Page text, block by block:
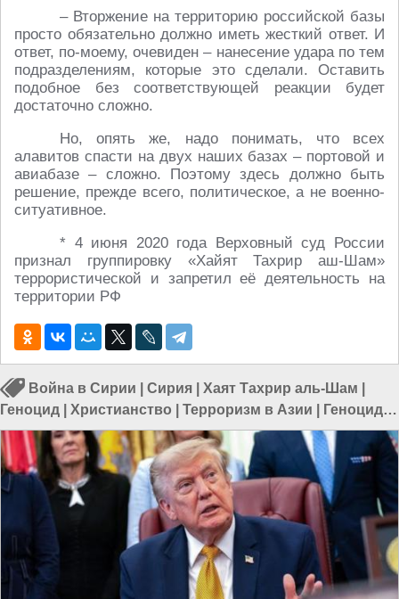
– Вторжение на территорию российской базы
просто обязательно должно иметь жесткий ответ. И
ответ, по-моему, очевиден – нанесение удара по тем
подразделениям, которые это сделали. Оставить
подобное без соответствующей реакции будет
достаточно сложно.
Но, опять же, надо понимать, что всех
алавитов спасти на двух наших базах – портовой и
авиабазе – сложно. Поэтому здесь должно быть
решение, прежде всего, политическое, а не военно-
ситуативное.
* 4 июня 2020 года Верховный суд России
признал группировку «Хайят Тахрир аш-Шам»
террористической и запретил её деятельность на
территории РФ
Война в Сирии Сирия Хаят Тахрир аль-Шам
Геноцид
Христианство Терроризм в Азии
Геноциды
в Мире|Терроризм в Сирии